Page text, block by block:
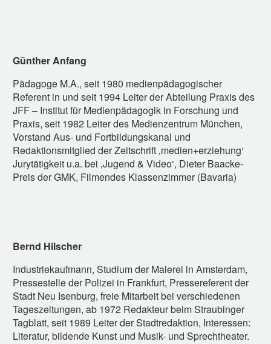
Günther Anfang
Pädagoge M.A., seit 1980 medienpädagogischer
Referent in und seit 1994 Leiter der Abteilung Praxis des
JFF – Institut für Medienpädagogik in Forschung und
Praxis, seit 1982 Leiter des Medienzentrum München,
Vorstand Aus- und Fortbildungskanal und
Redaktionsmitglied der Zeitschrift ‚medien+erziehung‘
Jurytätigkeit u.a. bei ‚Jugend & Video‘, Dieter Baacke-
Preis der GMK, Filmendes Klassenzimmer (Bavaria)
Bernd Hilscher
Industriekaufmann, Studium der Malerei in Amsterdam,
Pressestelle der Polizei in Frankfurt, Pressereferent der
Stadt Neu Isenburg, freie Mitarbeit bei verschiedenen
Tageszeitungen, ab 1972 Redakteur beim Straubinger
Tagblatt, seit 1989 Leiter der Stadtredaktion, Interessen:
Literatur, bildende Kunst und Musik- und Sprechtheater.